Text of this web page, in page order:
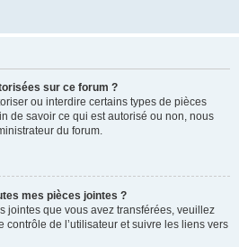
sur ce forum ?
ou interdire certains types de pièces
de savoir ce qui est autorisé ou non, nous
du forum.
mes pièces jointes ?
jointes que vous avez transférées, veuillez
de l’utilisateur et suivre les liens vers